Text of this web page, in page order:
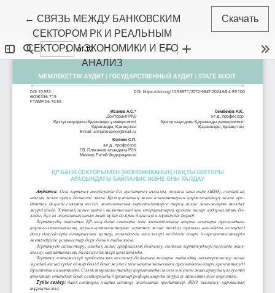
← Вернуться к Подробностям о статье
СВЯЗЬ МЕЖДУ БАНКОВСКИМ
СЕКТОРОМ РК И РЕАЛЬНЫМ
СЕКТОРОМ ЭКОНОМИКИ И ЕГО
АНАЛИЗ
Скачать